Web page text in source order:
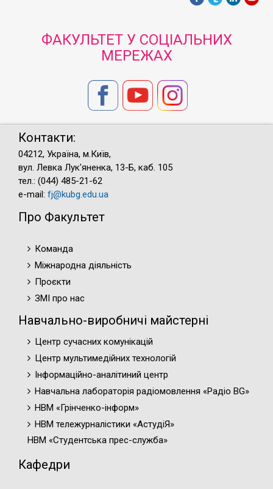
ФАКУЛЬТЕТ У СОЦІАЛЬНИХ
МЕРЕЖАХ
Контакти:
04212, Україна, м.Київ,
вул. Левка Лук'яненка, 13-Б, каб. 105
тел.: (044) 485-21-62
e-mail: fj@kubg.edu.ua
Про Факультет
Команда
Міжнародна діяльність
Проєкти
ЗМІ про нас
Навчально-виробничі майстерні
Центр сучасних комунікацій
Центр мультимедійних технологій
Інформаційно-аналітиний центр
Навчальна лабораторія радіомовлення «Радіо BG»
НВМ «Грінченко-інформ»
НВМ тележурналістики «АстудіЯ»
НВМ «Студентська прес-служба»
Кафедри